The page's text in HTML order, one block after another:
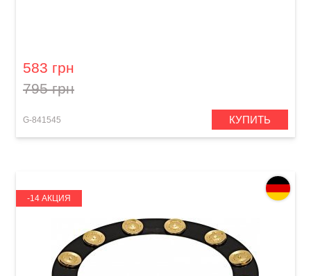
583 грн
795 грн
G-841545 КУПИТЬ
-14 АКЦИЯ